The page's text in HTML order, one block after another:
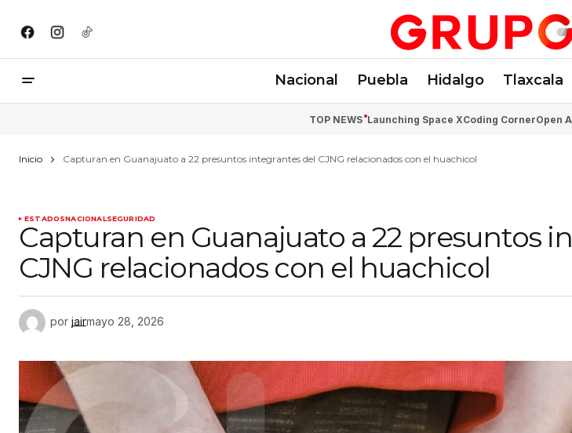
Nacional Puebla Hidalgo Tlaxcala
TOP NEWS Launching Space XCoding CornerOpen
Inicio Capturan en Guanajuato a 22 presuntos integrantes del CJNG relacionados con el huachicol
ESTADOSNACIONALSEGURIDAD
Capturan en Guanajuato a 22 presuntos
CJNG relacionados con el huachicol
por jairmayo 28, 2026